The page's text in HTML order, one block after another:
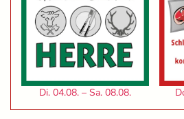
Di. 04.08. – Sa. 08.08.